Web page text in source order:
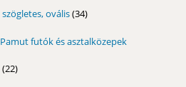
szögletes, ovális 3434
Pamut futók és asztalközepek
2222